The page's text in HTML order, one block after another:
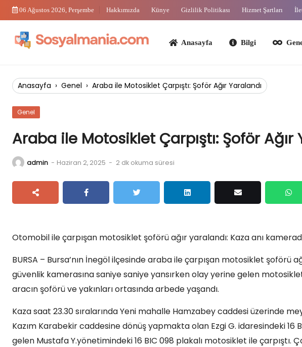
Skip
06 Ağustos 2026, Perşembe Hakkımızda Künye Gizlilik Politikası Hizmet Şartları
Anasayfa Bilgi Genel
Anasayfa › Genel › Araba ile Motosiklet Çarpıştı: Şoför Ağır Yaralandı
Genel
Araba ile Motosiklet Çarpıştı: Şoför Ağır
admin - Haziran 2, 2025 - 2 dk okuma süresi
Otomobil ile çarpışan motosiklet şoförü ağır yaralandı: Kaza anı
BURSA – Bursa’nın İnegöl ilçesinde araba ile çarpışan motosiklet şoförü
güvenlik kamerasına saniye saniye yansırken olay yerine gelen
aracın şoförü ve yakınları ortasında arbede yaşandı.
Kaza saat 23.30 sıralarında Yeni mahalle Hamzabey caddesi üzerinde
Kazım Karabekir caddesine dönüş yapmakta olan Ezgi G. idaresindeki 16
gelen Mustafa Y.yönetimindeki 16 BIC 098 plakalı motosiklet ile çarpıştı.